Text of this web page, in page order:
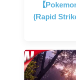
【
(Rapid